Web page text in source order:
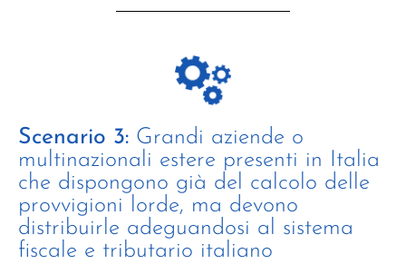
Scenario 3: Grandi aziende o
multinazionali estere presenti in Italia
che dispongono già del calcolo delle
provvigioni lorde, ma devono
distribuirle adeguandosi al sistema
fiscale e tributario italiano